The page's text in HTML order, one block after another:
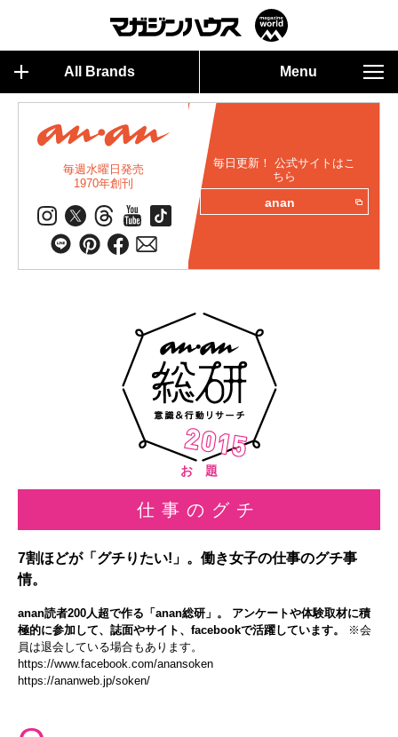
All Brands Menu
毎週水曜日発売
1970年創刊
毎日更新！ 公式サイトはこ
ちら
anan
お 題
仕事のグチ
7割ほどが「グチりたい!」。働き女子の仕事のグチ事
情。
anan読者200人超で作る「anan総研」。 アンケートや体験取材に積
極的に参加して、誌面やサイト、facebookで活躍しています。
※会
員は退会している場合もあります。
https://www.facebook.com/anansoken
https://ananweb.jp/soken/